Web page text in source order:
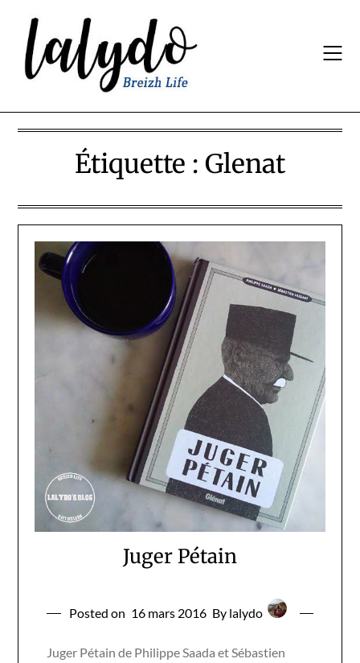
content
Étiquette : Glenat
Juger Pétain
Posted on 16 mars 2016 By lalydo
Juger Pétain de Philippe Saada et Sébastien